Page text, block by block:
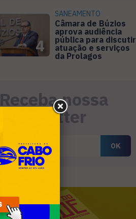
4
SANEAMENTO
Câmara de Búzios
aprova audiência
pública para discutir
atuação e serviços
da Prolagos
Receba nossa
newsletter